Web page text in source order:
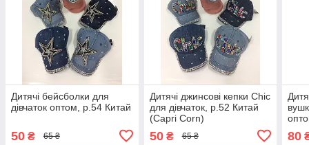
Дитячі бейсболки для
дівчаток оптом, р.54 Китай
50 ₴ 65 ₴
Дитячі джинсові кепки Chic
для дівчаток, р.52 Китай
(Capri Corn)
50₴ 65 ₴ 80